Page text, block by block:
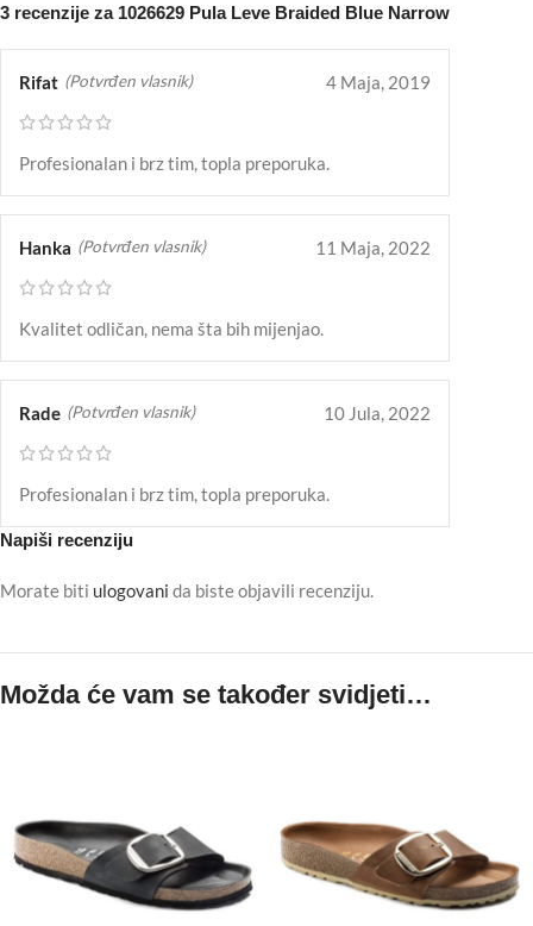
3 recenzije za 1026629 Pula Leve Braided Blue Narrow
Rifat (Potvrđen vlasnik) 4 Maja, 2019
Profesionalan i brz tim, topla preporuka.
Hanka (Potvrđen vlasnik) 11 Maja, 2022
Kvalitet odličan, nema šta bih mijenjao.
Rade (Potvrđen vlasnik) 10 Jula, 2022
Profesionalan i brz tim, topla preporuka.
Napiši recenziju
Morate biti ulogovani da biste objavili recenziju.
Možda će vam se također svidjeti…